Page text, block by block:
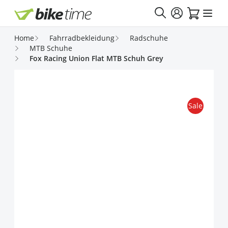
Direkt zum Inhalt
Home Fahrradbekleidung
Radschuhe
MTB Schuhe
Fox Racing Union Flat MTB Schuh Grey
Sale